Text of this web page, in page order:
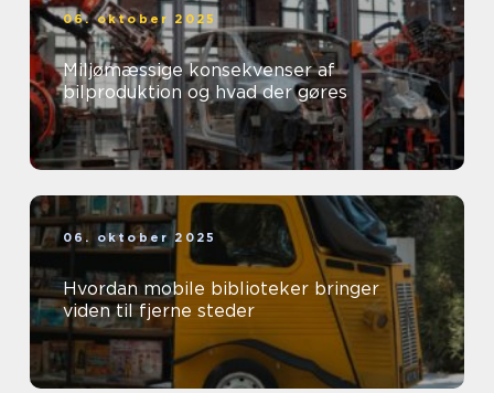
06. oktober 2025
Miljømæssige konsekvenser af
bilproduktion og hvad der gøres
06. oktober 2025
Hvordan mobile biblioteker bringer
viden til fjerne steder